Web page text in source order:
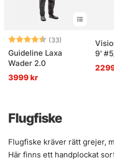
Betyg: (33)
4.6 utav 5
Guideline Laxa
Wader 2.0
3999 kr
9'
Flugfiske
Flugfiske kräver rätt grejer,
Här finns ett handplockat